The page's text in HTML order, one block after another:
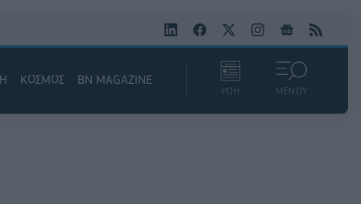
ΚΟΣΜΟΣ BN MAGAZINE
ΡΟΗ ΜΕΝΟΥ